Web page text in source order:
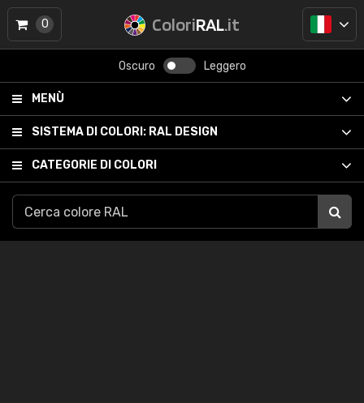
ColoriRAL.it
Oscuro Leggero
MENÙ
SISTEMA DI COLORI: RAL DESIGN
CATEGORIE DI COLORI
0